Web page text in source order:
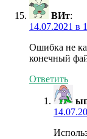
ВИт:
14.07.2021 в
Ошибка не
конечный
Ответить